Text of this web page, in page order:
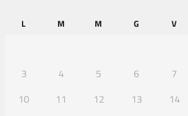
L M M G V
3
4 5 6 7
10
11 12 13 14